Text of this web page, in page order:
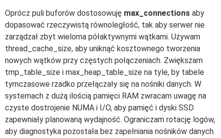
Oprócz puli buforów dostosowuję max_connections aby
dopasować rzeczywistą równoległość, tak aby serwer nie
zarządzał zbyt wieloma półaktywnymi wątkami. Używam
thread_cache_size, aby uniknąć kosztownego tworzenia
nowych wątków przy częstych połączeniach. Zwiększam
tmp_table_size i max_heap_table_size na tyle, by tabele
tymczasowe rzadko przełączały się na nośniki danych. W
systemach z dużą ilością pamięci RAM zwracam uwagę na
czyste dostrojenie NUMA i I/O, aby pamięć i dyski SSD
zapewniały planowaną wydajność. Ograniczam rotację logów,
aby diagnostyka pozostała bez zapełniania nośników danych.